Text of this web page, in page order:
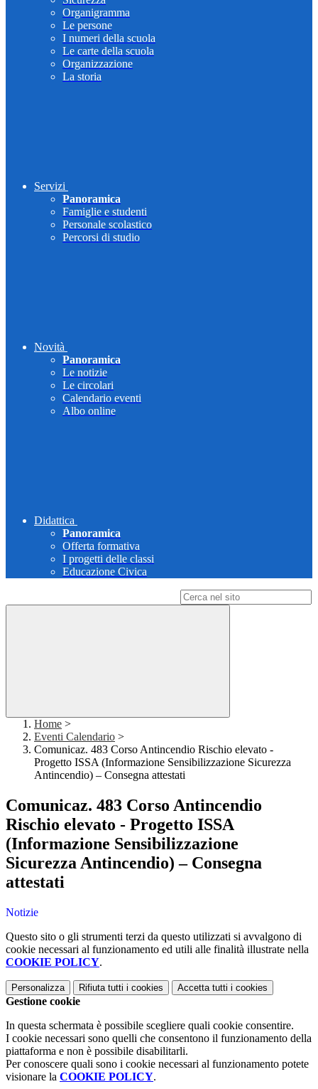
Organigramma
Le persone
I numeri della scuola
Le carte della scuola
Organizzazione
La storia
Servizi
Panoramica
Famiglie e studenti
Personale scolastico
Percorsi di studio
Novità
Panoramica
Le notizie
Le circolari
Calendario eventi
Albo online
Didattica
Panoramica
Offerta formativa
I progetti delle classi
Educazione Civica
Home >
Eventi Calendario >
Comunicaz. 483 Corso Antincendio Rischio elevato -
Progetto ISSA (Informazione Sensibilizzazione Sicurezza
Antincendio) – Consegna attestati
Comunicaz. 483 Corso Antincendio
Rischio elevato - Progetto ISSA
(Informazione Sensibilizzazione
Sicurezza Antincendio) – Consegna
attestati
Notizie
Questo sito o gli strumenti terzi da questo utilizzati si avvalgono di
cookie necessari al funzionamento ed utili alle finalità illustrate nella
COOKIE POLICY.
Personalizza Rifiuta tutti i cookies Accetta tutti i cookies
Gestione cookie
In questa schermata è possibile scegliere quali cookie consentire.
I cookie necessari sono quelli che consentono il funzionamento della
piattaforma e non è possibile disabilitarli.
Per conoscere quali sono i cookie necessari al funzionamento potete
visionare la COOKIE POLICY.